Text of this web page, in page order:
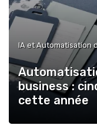
IA et Automatisation
business :
cette année